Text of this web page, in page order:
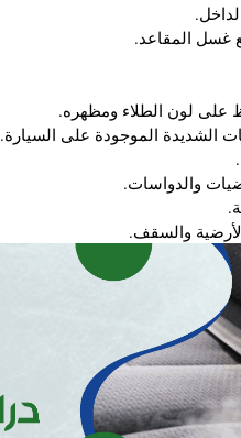
غسل المقاعد.
على لون الطلاء ومظهره.
الشديدة الموجودة على السيارة.
والدواسات.
والسقف.